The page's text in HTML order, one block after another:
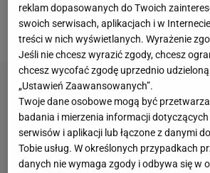
życiowy błąd. Tym razem Jasika
charakterek.
reklam dopasowanych do Twoich
swoich serwisach, aplikacjach i w
treści w nich wyświetlanych. Wyrażenie
Jeśli nie chcesz wyrazić zgody, chcesz
chcesz wycofać zgodę uprzednio
„Ustawień Zaawansowanych”.
Twoje dane osobowe mogą być
badania i mierzenia informacji
serwisów i aplikacji lub łączone z danymi
Tobie usług. W określonych przypadkach
danych nie wymaga zgody i odbywa się w